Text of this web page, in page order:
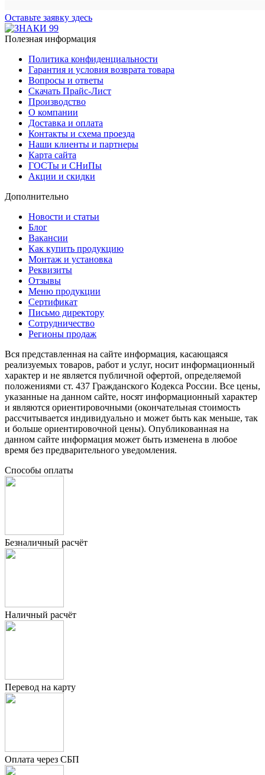
Оставьте заявку здесь
Полезная информация
Политика конфиденциальности
Гарантия и условия возврата товара
Вопросы и ответы
Скачать Прайс-Лист
Производство
О компании
Доставка и оплата
Контакты и схема проезда
Наши клиенты и партнеры
Карта сайта
ГОСТы и СНиПы
Акции и скидки
Дополнительно
Новости и статьи
Блог
Вакансии
Как купить продукцию
Монтаж и установка
Реквизиты
Отзывы
Меню продукции
Сертификат
Письмо директору
Сотрудничество
Регионы продаж
Вся представленная на сайте информация, касающаяся
реализуемых товаров, работ и услуг, носит информационный
характер и не является публичной офертой, определяемой
положениями ст. 437 Гражданского Кодекса России. Все цены,
указанные на данном сайте, носят информационный характер
и являются ориентировочными (окончательная стоимость
рассчитывается индивидуально и может быть как меньше, так
и больше ориентировочной цены). Опубликованная на
данном сайте информация может быть изменена в любое
время без предварительного уведомления.
Способы оплаты
Безналичный расчёт
Наличный расчёт
Перевод на карту
Оплата через СБП